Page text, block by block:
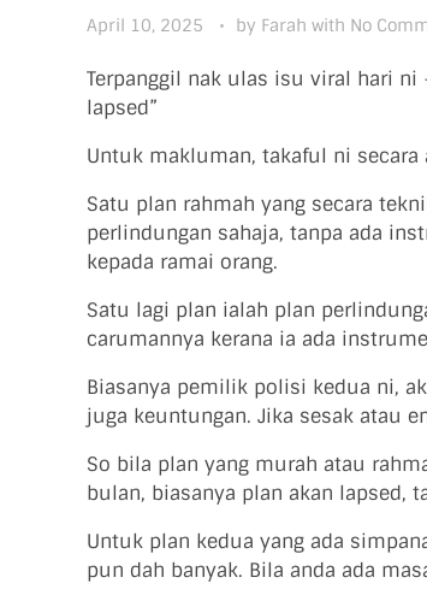
April 10, 2025 by Farah with No
Terpanggil nak ulas isu viral hari
lapsed”
Untuk makluman, takaful ni secara
Satu plan rahmah yang secara
perlindungan sahaja, tanpa ada
kepada ramai orang.
Satu lagi plan ialah plan
carumannya kerana ia ada
Biasanya pemilik polisi kedua ni,
juga keuntungan. Jika sesak atau
So bila plan yang murah atau
bulan, biasanya plan akan lapsed,
Untuk plan kedua yang ada
pun dah banyak. Bila anda ada